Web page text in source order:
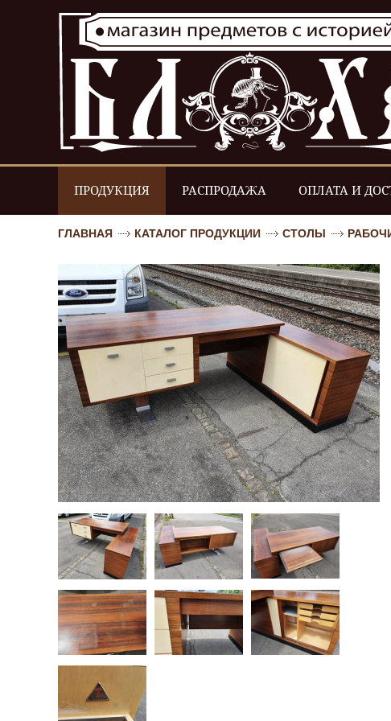
ПРОДУКЦИЯ РАСПРОДАЖА ОПЛАТА И
ГЛАВНАЯ КАТАЛОГ ПРОДУКЦИИ СТОЛЫ